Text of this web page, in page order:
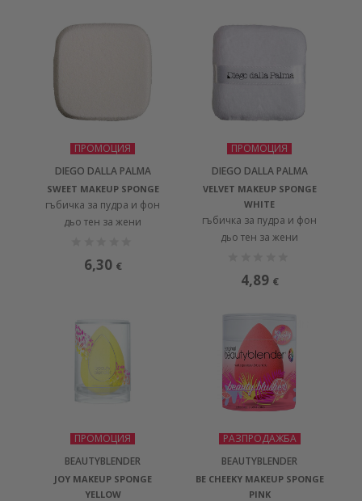
ПРОМОЦИЯ
DIEGO DALLA PALMA
SWEET MAKEUP SPONGE
гъбичка за пудра и фон
дьо тен за жени
6,30 €
ПРОМОЦИЯ
DIEGO DALLA PALMA
VELVET MAKEUP SPONGE
WHITE
гъбичка за пудра и фон
дьо тен за жени
4,89 €
ПРОМОЦИЯ
BEAUTYBLENDER
JOY MAKEUP SPONGE
YELLOW
РАЗПРОДАЖБА
BEAUTYBLENDER
BE CHEEKY MAKEUP SPONGE
PINK